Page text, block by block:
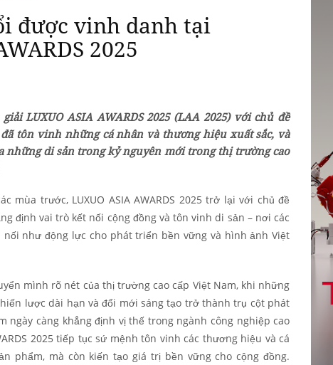
được vinh danh tại
2025
LUXUO ASIA AWARDS 2025 (LAA 2025) với chủ đề
đã tôn vinh những cá nhân và thương hiệu xuất sắc, và
những di sản trong kỷ nguyên mới trong thị trường cao
mùa trước, LUXUO ASIA AWARDS 2025 trở lại với chủ đề
định vai trò kết nối cộng đồng và tôn vinh di sản – nơi các
như động lực cho phát triển bền vững và hình ảnh Việt
mình rõ nét của thị trường cao cấp Việt Nam, khi những
lược dài hạn và đổi mới sáng tạo trở thành trụ cột phát
ngày càng khẳng định vị thế trong ngành công nghiệp cao
2025 tiếp tục sứ mệnh tôn vinh các thương hiệu và cá
phẩm, mà còn kiến tạo giá trị bền vững cho cộng đồng.